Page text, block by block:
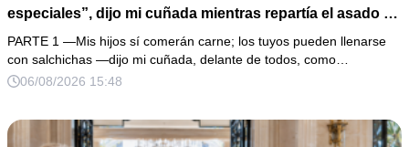
especiales”, dijo mi cuñada mientras repartía el asado y
hacía llorar a mi hija. Mi esposo me pidió que no armara
un escándalo, así que guardé silencio, terminé un pastel
de boda de 8,000 pesos y coloqué sobre la mesa un
PARTE 1 —Mis hijos sí comerán carne; los tuyos pueden llenarse
con salchichas —dijo mi cuñada, delante de todos, como…
06/08/2026 15:48